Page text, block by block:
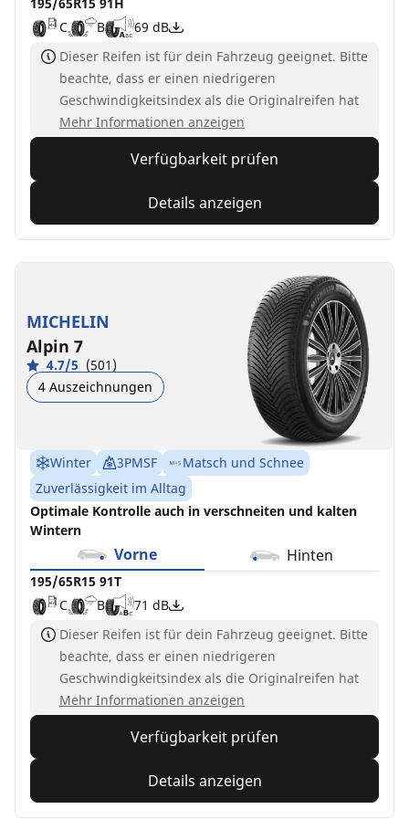
C
B
69 dB
Dieser Reifen ist für dein Fahrzeug geeignet. Bitte
beachte, dass er einen niedrigeren
Geschwindigkeitsindex als die Originalreifen hat
Mehr Informationen anzeigen
Verfügbarkeit prüfen
Details anzeigen
MICHELIN
Alpin 7
4.7/5 (501)
4 Auszeichnungen
Winter 3PMSF
Matsch und Schnee
Zuverlässigkeit im Alltag
Optimale Kontrolle auch in verschneiten und kalten
Wintern
Vorne Hinten
195/65R15 91T
C
B
71 dB
Dieser Reifen ist für dein Fahrzeug geeignet. Bitte
beachte, dass er einen niedrigeren
Geschwindigkeitsindex als die Originalreifen hat
Mehr Informationen anzeigen
Verfügbarkeit prüfen
Details anzeigen